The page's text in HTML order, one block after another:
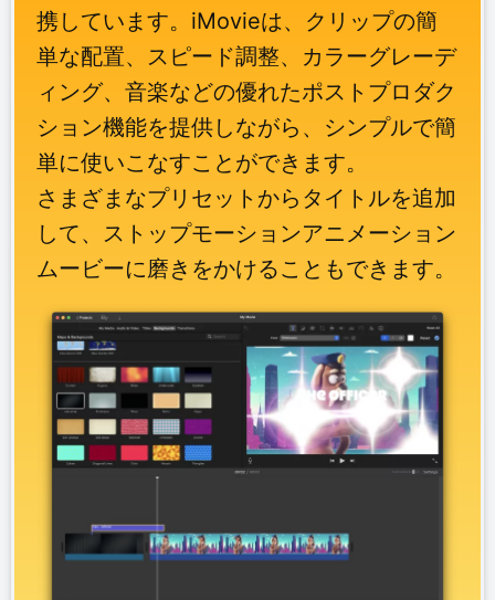
携しています。iMovieは、クリップの簡
単な配置、スピード調整、カラーグレーデ
ィング、音楽などの優れたポストプロダク
ション機能を提供しながら、シンプルで簡
単に使いこなすことができます。
さまざまなプリセットからタイトルを追加
して、ストップモーションアニメーション
ムービーに磨きをかけることもできます。